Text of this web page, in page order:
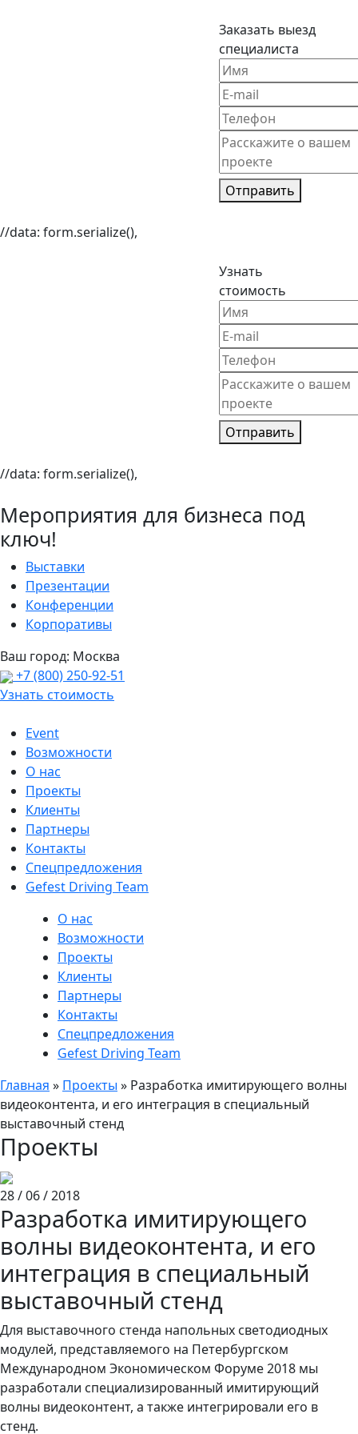
Заказать выезд
специалиста
Отправить
//data: form.serialize(),
Узнать
стоимость
Отправить
//data: form.serialize(),
Мероприятия для бизнеса под
ключ!
Выставки
Презентации
Конференции
Корпоративы
Ваш город: Москва
+7 (800) 250-92-51
Узнать стоимость
Event
Возможности
О нас
Проекты
Клиенты
Партнеры
Контакты
Спецпредложения
Gefest Driving Team
О нас
Возможности
Проекты
Клиенты
Партнеры
Контакты
Спецпредложения
Gefest Driving Team
Главная » Проекты » Разработка имитирующего волны
видеоконтента, и его интеграция в специальный
выставочный стенд
Проекты
28 / 06 / 2018
Разработка имитирующего
волны видеоконтента, и его
интеграция в специальный
выставочный стенд
Для выставочного стенда напольных светодиодных
модулей, представляемого на Петербургском
Международном Экономическом Форуме 2018 мы
разработали специализированный имитирующий
волны видеоконтент, а также интегрировали его в
стенд.